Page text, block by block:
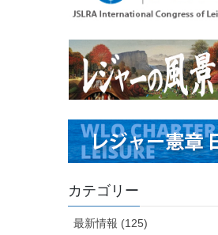
カテゴリー
最新情報 (125)